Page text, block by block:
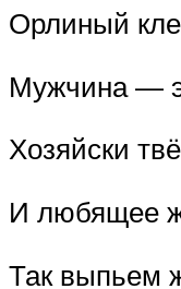
Орлиный
Мужчина —
Хозяйски
И любящее
Так выпьем